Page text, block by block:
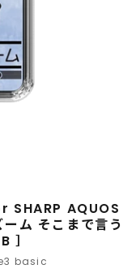
SHARP AQUOS
ム そこまで言う
］
basic